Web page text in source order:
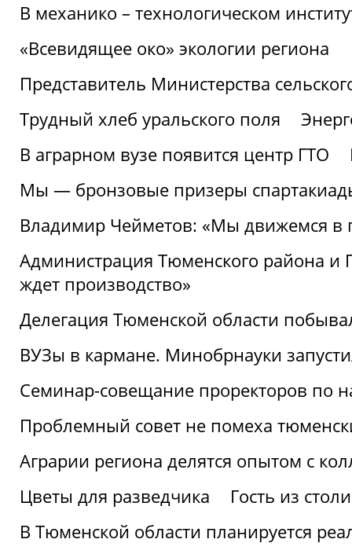
В механико – технологическом
«Всевидящее око» экологии региона
Представитель Министерства
Трудный хлеб уральского поля
В аграрном вузе появится центр ГТО
Мы — бронзовые призеры
Владимир Чейметов: «Мы движемся в
Администрация Тюменского района и
ждет производство»
Делегация Тюменской области
ВУЗы в кармане. Минобрнауки
Семинар-совещание проректоров по
Проблемный совет не помеха
Аграрии региона делятся опытом с
Цветы для разведчика
Гость из
В Тюменской области планируется